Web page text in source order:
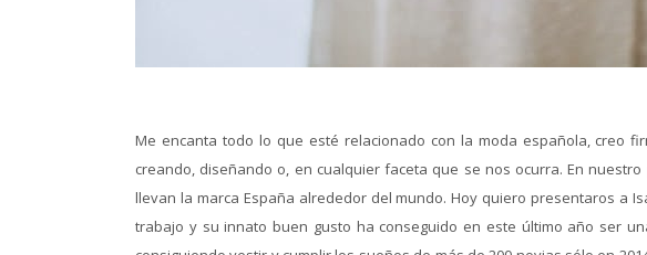
Me encanta todo lo que esté relacionado con la moda española, creo
creando, diseñando o, en cualquier faceta que se nos ocurra. En
llevan la marca España alrededor del mundo. Hoy quiero presentaros a
trabajo y su innato buen gusto ha conseguido en este último año ser